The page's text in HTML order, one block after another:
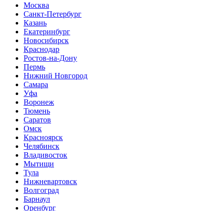
Москва
Санкт-Петербург
Казань
Екатеринбург
Новосибирск
Краснодар
Ростов-на-Дону
Пермь
Нижний Новгород
Самара
Уфа
Воронеж
Тюмень
Саратов
Омск
Красноярск
Челябинск
Владивосток
Мытищи
Тула
Нижневартовск
Волгоград
Барнаул
Оренбург